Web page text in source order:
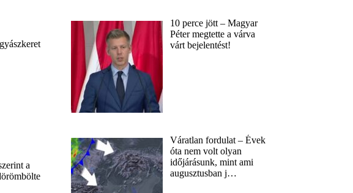
a
10 perce jött – Magyar
Péter megtette a várva
várt bejelentést!
Váratlan fordulat – Évek
óta nem volt olyan
időjárásunk, mint ami
augusztusban j…